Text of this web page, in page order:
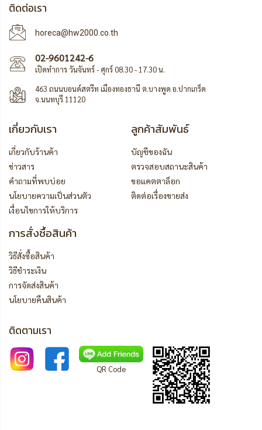
ติดต่อเรา
horeca@hw2000.co.th
02-9601242-6
เปิดทำการ วันจันทร์ - ศุกร์ 08.30 - 17.30 น.
463 ถนนบอนด์สตรีท เมืองทองธานี ต.บางพูด อ.ปากเกร็ด
จ.นนทบุรี 11120
เกี่ยวกับเรา
เกี่ยวกับร้านค้า
ข่าวสาร
คำถามที่พบบ่อย
นโยบายความเป็นส่วนตัว
เงื่อนไขการให้บริการ
ลูกค้าสัมพันธ์
บัญชีของฉัน
ตรวจสอบสถานะสินค้า
ขอแคตตาล็อก
ติดต่อเรื่องขายส่ง
การสั่งซื้อสินค้า
วิธีสั่งซื้อสินค้า
วิธีชำระเงิน
การจัดส่งสินค้า
นโยบายคืนสินค้า
ติดตามเรา
QR Code